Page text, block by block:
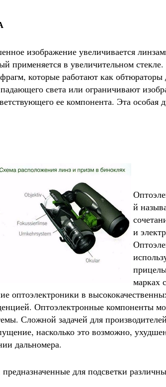
изображение увеличивается
применяется в увеличительном
которые работают как обтюраторы
света или ограничивают
ее компонента. Эта особая
й
и
марках с
оптоэлектроники в
Оптоэлектронные компоненты
Сложной задачей для производителей
насколько это возможно,
дальномера.
для подсветки